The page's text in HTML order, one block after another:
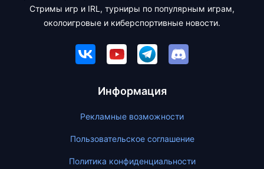
Стримы игр и IRL, турниры по популярным играм,
околоигровые и киберспортивные новости.
Информация
Рекламные возможности
Пользовательское соглашение
Политика конфиденциальности